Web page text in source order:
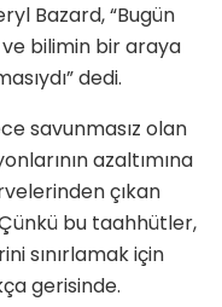
Bazard, “Bugün
bilimin bir araya
dedi.
savunmasız olan
azaltımına
çıkan
bu taahhütler,
sınırlamak için
gerisinde.